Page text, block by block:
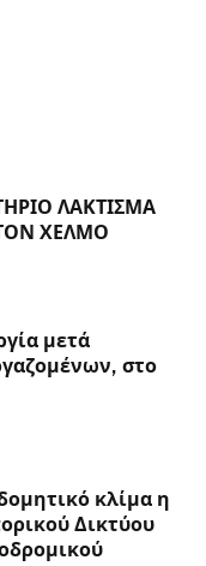
ΛΑΚΤΙΣΜΑ
ΧΕΛΜΟ
μετά
στο
κλίμα η
Δικτύου